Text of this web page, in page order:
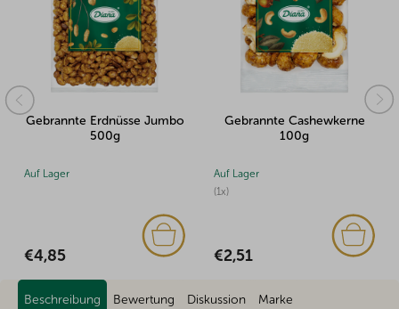
Gebrannte Cashewkerne
100g
Auf Lager
€2,51
Walnusskernhälften 500g
Auf Lager
€7,58
Beschreibung Bewertung Diskussion Marke